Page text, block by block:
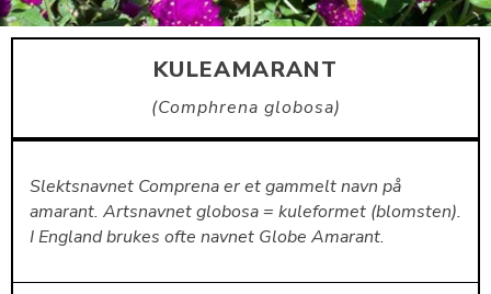
KONTAKT
KULEAMARANT
Comphrena globosa
Slektsnavnet Comprena er et gammelt navn på
amarant. Artsnavnet globosa = kuleformet (blomsten).
I England brukes ofte navnet Globe Amarant.